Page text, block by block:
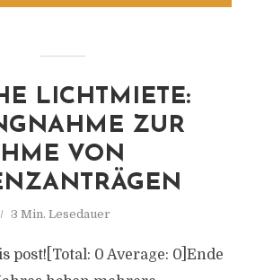
LICHTMIETE:
ZUR
VON
3 Min. Lesedauer
post![Total: 0 Average: 0]Ende